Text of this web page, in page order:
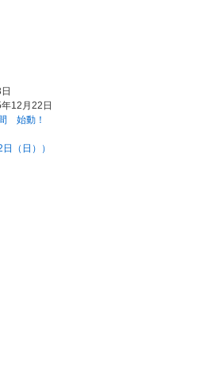
12月22日
始動！
（日））